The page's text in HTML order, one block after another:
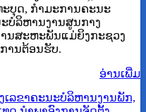
ະບຸດ, ກຳມະການຄະນະ
ບໍລິຫານງານສູນກາງ
ນສະຫະພັນແມ່ຍິງກະຊວງ
ານຕ້ອນຮັບ.
ອ່ານ​ເພີ່ມ